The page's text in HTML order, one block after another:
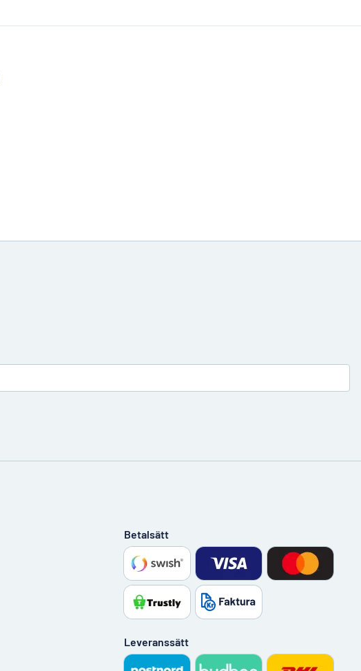
Betalsätt
Leveranssätt